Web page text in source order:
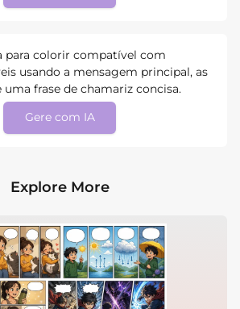
para colorir compatível com
usando a mensagem principal, as
uma frase de chamariz concisa.
Gere com IA
Explore More